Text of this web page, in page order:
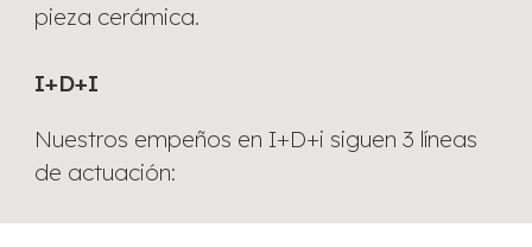
I+D+I
Nuestros empeños en I+D+i siguen 3 líneas
de actuación:
pieza cerámica.